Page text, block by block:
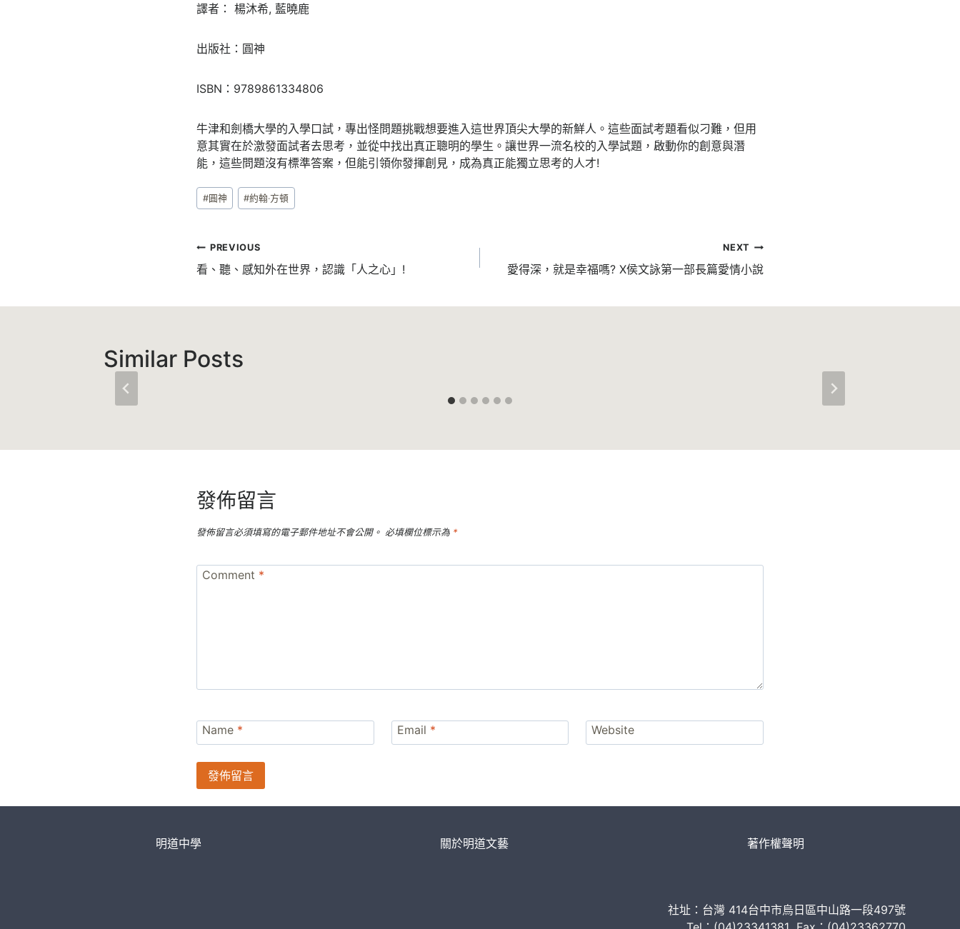
譯者： 楊沐希, 藍曉鹿
出版社：圓神
ISBN：9789861334806
牛津和劍橋大學的入學口試，專出怪問題挑戰想要進入這世界頂尖大學的新鮮人。這些面試考題看似刁難，但用
意其實在於激發面試者去思考，並從中找出真正聰明的學生。讓世界一流名校的入學試題，啟動你的創意與潛
能，這些問題沒有標準答案，但能引領你發揮創見，成為真正能獨立思考的人才!
Post
Tags:
#圓神 #約翰‧方頓
文
章
導
PREVIOUS
看、聽、感知外在世界，認識「人之心」!
NEXT
愛得深，就是幸福嗎? X侯文詠第一部長篇愛情小說
Similar Posts
發佈留言
發佈留言必須填寫的電子郵件地址不會公開。 必填欄位標示為 *
Comment *
Name * Email * Website
明道中學 關於明道文藝 著作權聲明
社址：台灣 414台中市烏日區中山路一段497號